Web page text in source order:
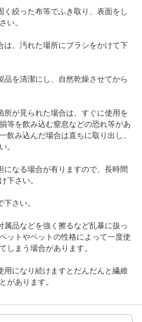
く絞った布等でふき取り、表面をし
い。
は、汚れた場所にブラシをかけて下
品を清潔にし、自然乾燥させてから
所が見られた場合は、すぐに使用を
等を飲み込む窒息などの恐れ等があ
飲み込んだ場合は直ちに取り出し、
。
になる場合が有りますので、長時間
下さい。
さい。
属品などを強く擦るなど乱暴に扱っ
ットやペットの性格によって一度使
しまう場合があります。
用になり続けますとだんだんと繊維
があります。